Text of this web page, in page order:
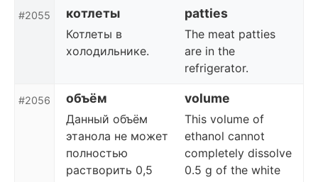
#2055 котлеты patties
Котлеты в
холодильнике.
The meat patties
are in the
refrigerator.
#2056 объём volume
Данный объём
этанола не может
полностью
растворить 0,5
This volume of
ethanol cannot
completely dissolve
0.5 g of the white